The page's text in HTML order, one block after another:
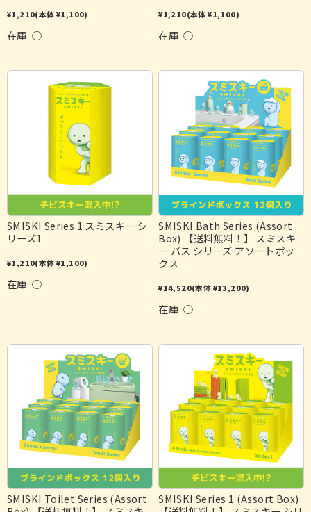
¥1,210(本体 ¥1,100)
在庫 ○
¥1,210(本体 ¥1,100)
在庫 ○
SMISKI Series 1 スミスキー シ
リーズ1
¥1,210(本体 ¥1,100)
在庫 ○
SMISKI Bath Series (Assort
Box) 【送料無料！】 スミスキ
ー バス シリーズ アソートボッ
クス
¥14,520(本体 ¥13,200)
在庫 ○
SMISKI Toilet Series (Assort
SMISKI Series 1 (Assort Box)